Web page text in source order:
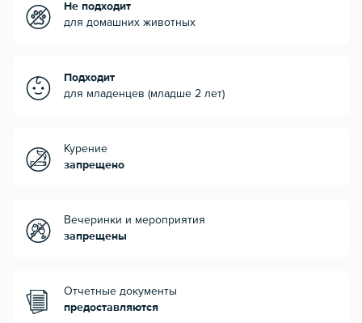
Не подходит
для домашних животных
Подходит
для младенцев (младше 2 лет)
Курение
запрещено
Вечеринки и мероприятия
запрещены
Отчетные документы
предоставляются